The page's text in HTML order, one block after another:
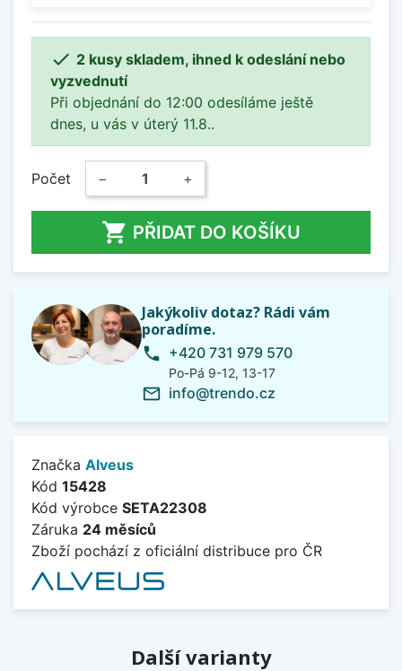
 2 kusy skladem, ihned k odeslání nebo
vyzvednutí
Při objednání do 12:00 odesíláme ještě
dnes, u vás v úterý 11.8..
Počet − +
 PŘIDAT DO KOŠÍKU
Jakýkoliv dotaz? Rádi vám
poradíme.
phone +420 731 979 570
Po-Pá 9-12, 13-17
mail_outline info@trendo.cz
Značka Alveus
Kód 15428
Kód výrobce SETA22308
Záruka 24 měsíců
Zboží pochází z oficiální distribuce pro ČR
Další varianty